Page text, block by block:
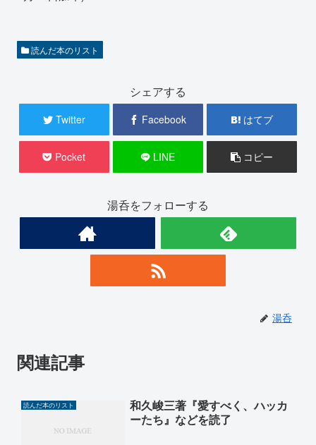
読んだ本のリスト
シェアする
Twitter Facebook はてブ
Pocket LINE コピー
湯呑をフォローする
湯呑
関連記事
読んだ本のリスト
和久峻三著『愛すべく、ハッカ
ーたち』などを読了